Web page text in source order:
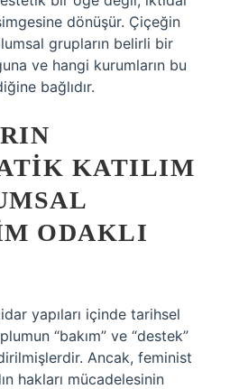
dönüşür. Çiçeğin
grupların belirli bir
ve hangi kurumların bu
bağlıdır.
KATILIM
ODAKLI
yapıları içinde tarihsel
“bakım” ve “destek”
Ancak, feminist
hakları mücadelesinin